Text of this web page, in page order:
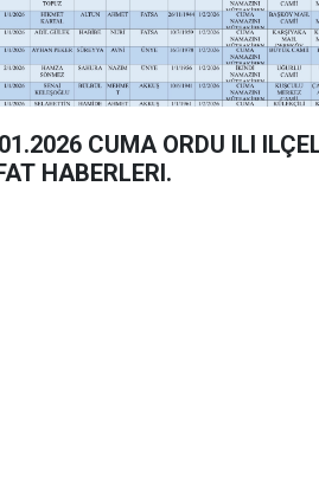
ORDU ILI ILÇELERI
HABERLERI.